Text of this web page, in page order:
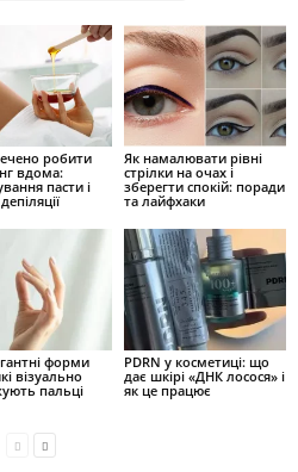
робити
вдома:
пасти і
Як намалювати рівні
стрілки на очах і
зберегти спокій: поради
та лайфхаки
форми
візуально
пальці
PDRN у косметиці: що
дає шкірі «ДНК лосося» і
як це працює